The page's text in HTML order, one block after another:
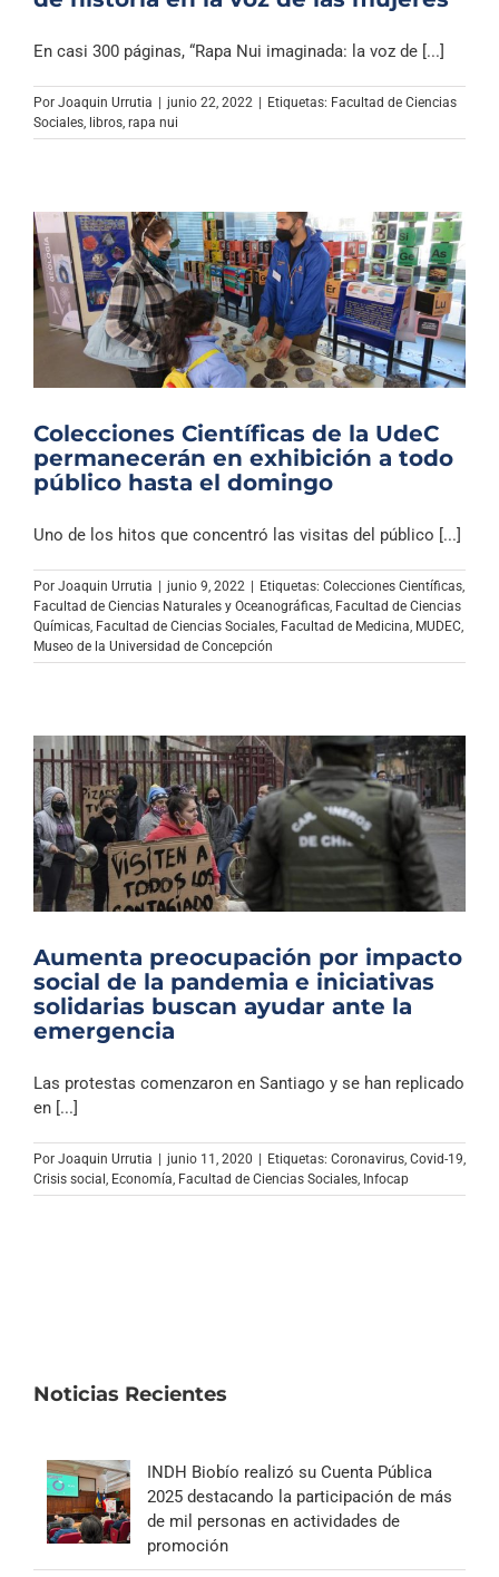
En casi 300 páginas, “Rapa Nui imaginada: la voz de [...]
Por Joaquin Urrutia junio 22, 2022 Etiquetas: Facultad de Ciencias
Sociales, libros, rapa nui
Colecciones Científicas de la UdeC
permanecerán en exhibición a todo
público hasta el domingo
Uno de los hitos que concentró las visitas del público [...]
Por Joaquin Urrutia | junio 9, 2022 | Etiquetas: Colecciones Científicas
Facultad de Ciencias Naturales y Oceanográficas Facultad de Ciencias
Químicas Facultad de Ciencias Sociales Facultad de Medicina MUDEC
Museo de la Universidad de Concepción
Aumenta preocupación por impacto
social de la pandemia e iniciativas
solidarias buscan ayudar ante la
emergencia
Las protestas comenzaron en Santiago y se han replicado
en [...]
Por Joaquin Urrutia | junio 11, 2020 | Etiquetas: Coronavirus Covid-19
Crisis social Economía Facultad de Ciencias Sociales Infocap
Noticias Recientes
INDH Biobío realizó su Cuenta Pública
2025 destacando la participación de más
de mil personas en actividades de
promoción